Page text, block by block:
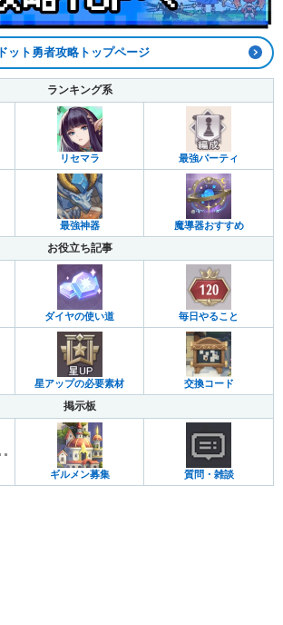
ドット勇者攻略トップページ
ランキング系
リセマラ 最強パーティ
最強神器 魔導器おすすめ
お役立ち記事
ダイヤの使い道 毎日やること
星アップの必要素材 交換コード
掲示板
ギルメン募集 質問・雑談